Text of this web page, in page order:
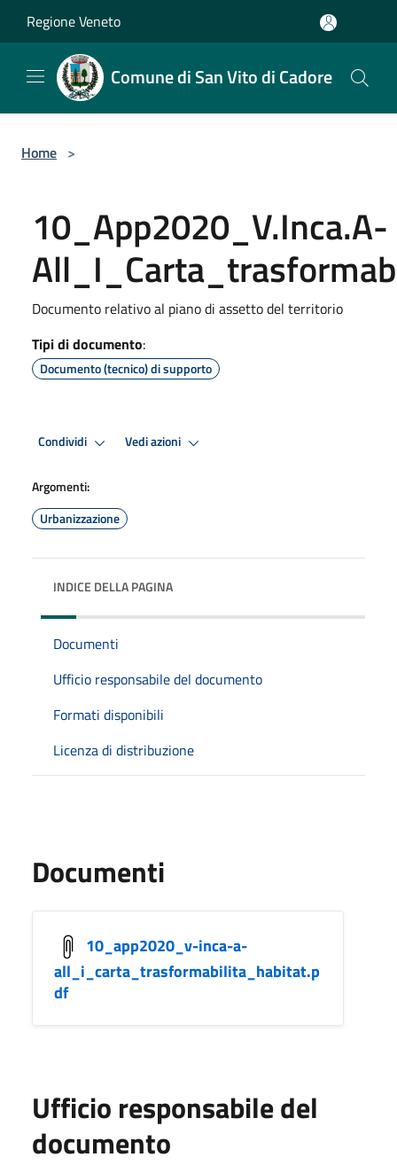
Regione Veneto
Comune di San Vito di Cadore
Home >
10_App2020_V.Inca.A-
Documento relativo al piano di assetto del territorio
Tipi di documento:
Documento (tecnico) di supporto
Condividi Vedi azioni
Argomenti:
Urbanizzazione
INDICE DELLA PAGINA
Documenti
Ufficio responsabile del documento
Formati disponibili
Licenza di distribuzione
Documenti
10_app2020_v-inca-a-
all_i_carta_trasformabilita_habitat.p
df
Ufficio responsabile del
documento